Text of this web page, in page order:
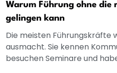
Warum Führung ohne
gelingen kann
Die meisten Führungskräfte
ausmacht. Sie kennen
besuchen Seminare und